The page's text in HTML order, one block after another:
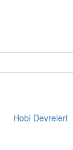
Hobi Devreleri